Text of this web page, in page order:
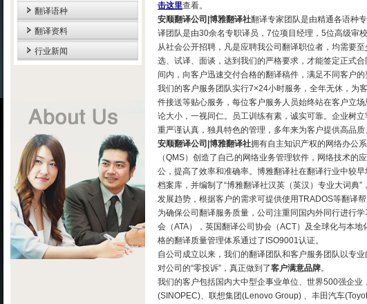
翻译语种
翻译资料
行业新闻
击这里查看。
安顺翻译公司|博雅翻译社翻译专家团队是由精通各语种
译团队是由30余名专职译员，7位项目经理，5位高级审
从社会公开招聘，凡是应聘我公司翻译职位者，均需要
选、试译、面谈，达到我们的严格要求，才能签定正式
间内，向客户迅速交付合格的翻译稿件，满足不同客户的
我们的客户服务团队实行7×24小时服务，全年无休，为
件接送等贴心服务，每位客户服务人员始终站在客户立
论大小，一视同仁。员工训练有素，诚实可靠。企业树
重严谨认真，独具特色的管理，多年来为客户提供高品质
安顺翻译公司|博雅翻译社拥有自主知识产权的网络办公
（QMS）创造了自己的网络业务管理软件，网络技术的
公，提高了效率和准确率。博雅翻译社在翻译行业中较
档案库，并编制了“博雅翻译社汉英（英汉）专业大词典
发展趋势，根据客户的需求可提供使用TRADOS等翻译帮
为确保公司翻译服务质量，公司注重同国内外同行进行
会（ATA），英国翻译公司协会（ACT）及全球化与本
格的翻译质量管理体系通过了ISO9001认证。
自公司成立以来，我们的翻译团队和客户服务团队以专
对公司的“零投诉”，真正做到了客户满意品牌。
我们的客户包括国内大中型企事业单位、世界500强企
(SINOPEC)、联想集团(Lenovo Group) 、丰田汽车